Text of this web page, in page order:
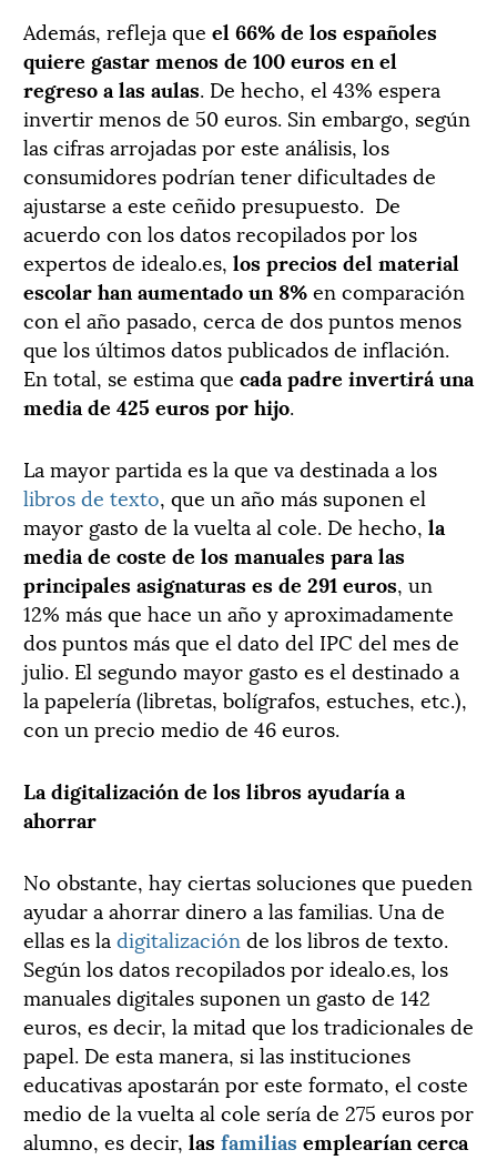
Además, refleja que el 66% de los españoles
quiere gastar menos de 100 euros en el
regreso a las aulas. De hecho, el 43% espera
invertir menos de 50 euros. Sin embargo, según
las cifras arrojadas por este análisis, los
consumidores podrían tener dificultades de
ajustarse a este ceñido presupuesto. De
acuerdo con los datos recopilados por los
expertos de idealo.es, los precios del material
escolar han aumentado un 8%en comparación
con el año pasado, cerca de dos puntos menos
que los últimos datos publicados de inflación.
En total, se estima que cada padre invertirá una
media de 425 euros por hijo.
La mayor partida es la que va destinada a los
libros de texto, que un año más suponen el
mayor gasto de la vuelta al cole. De hecho, la
media de coste de los manuales para las
principales asignaturas es de 291 euros, un
12% más que hace un año y aproximadamente
dos puntos más que el dato del IPC del mes de
julio. El segundo mayor gasto es el destinado a
la papelería (libretas, bolígrafos, estuches, etc.),
con un precio medio de 46 euros.
La digitalización de los libros ayudaría a
ahorrar
No obstante, hay ciertas soluciones que pueden
ayudar a ahorrar dinero a las familias. Una de
ellas es la digitalización de los libros de texto.
Según los datos recopilados por idealo.es, los
manuales digitales suponen un gasto de 142
euros, es decir, la mitad que los tradicionales de
papel. De esta manera, si las instituciones
educativas apostarán por este formato, el coste
medio de la vuelta al cole sería de 275 euros por
alumno, es decir, lasfamiliasemplearían cerca